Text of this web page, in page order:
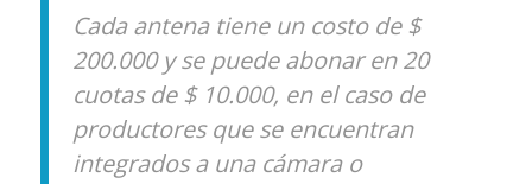
Cada antena tiene un costo de $
200.000 y se puede abonar en 20
cuotas de $ 10.000, en el caso de
productores que se encuentran
integrados a una cámara o